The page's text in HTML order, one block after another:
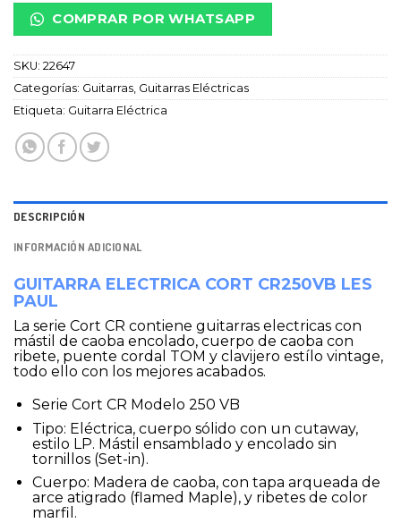
COMPRAR POR WHATSAPP
SKU: 22647
Categorías: Guitarras Guitarras Eléctricas
Etiqueta: Guitarra Eléctrica
DESCRIPCIÓN
INFORMACIÓN ADICIONAL
GUITARRA ELECTRICA CORT CR250VB LES
PAUL
La serie Cort CR contiene guitarras electricas con
mástil de caoba encolado, cuerpo de caoba con
ribete, puente cordal TOM y clavijero estílo vintage,
todo ello con los mejores acabados.
Serie Cort CR Modelo 250 VB
Tipo: Eléctrica, cuerpo sólido con un cutaway,
estilo LP. Mástil ensamblado y encolado sin
tornillos (Set-in).
Cuerpo: Madera de caoba, con tapa arqueada de
arce atigrado (flamed Maple), y ribetes de color
marfil.